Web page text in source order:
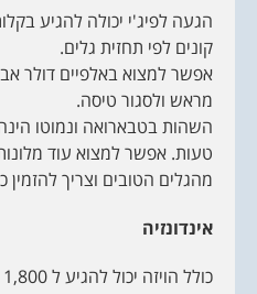
קונים לפי תחזית גלים.
אפשר למצוא באלפיים דולר
מראש ולסגור טיסה.
טעות. אפשר למצוא עוד
מהגלים הטובים וצריך
אינדונזיה